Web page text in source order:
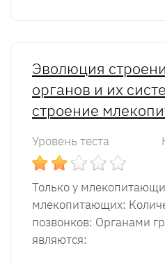
Эволюция
органов и их
строение
Уровень теста
Только у
млекопитающих:
позвонков: Органами
являются: